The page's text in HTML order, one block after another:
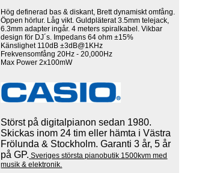
Hög definerad bas & diskant, Brett dynamiskt omfång.
Öppen hörlur. Låg vikt. Guldpläterat 3.5mm telejack,
6.3mm adapter ingår. 4 meters spiralkabel. Vikbar
design för DJ´s. Impedans 64 ohm ±15%
Känslighet 110dB ±3dB@1KHz
Frekvensomfång 20Hz - 20,000Hz
Max Power 2x100mW
Störst på digitalpianon sedan 1980.
Skickas inom 24 tim eller hämta i Västra
Frölunda & Stockholm. Garanti 3 år, 5 år
på GP. Sveriges största pianobutik 1500kvm med
musik & elektronik.